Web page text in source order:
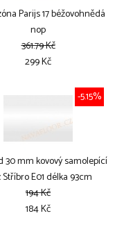
Parijs 17 béžovohnědá
nop
361.79 Kč
299 Kč
30 mm kovový samolepící
Stříbro E01 délka 93cm
-5.15%
194 Kč
184 Kč